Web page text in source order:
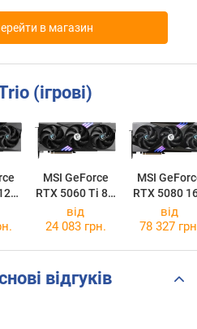
в магазин
(ігрові)
MSI GeForce
RTX 5060 Ti 8G
GAMING TRIO
OC
MSI
RTX 5080
GAMING
OC
від
24 083 грн.
від
78 327
відгуків